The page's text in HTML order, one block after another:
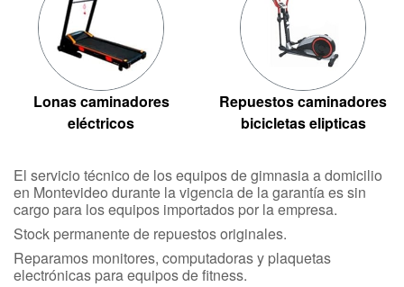
Lonas caminadores
eléctricos
Repuestos caminadores
bicicletas elipticas
El servicio técnico de los equipos de gimnasia a domicilio
en Montevideo durante la vigencia de la garantía es sin
cargo para los equipos importados por la empresa.
Stock permanente de repuestos originales.
Reparamos monitores, computadoras y plaquetas
electrónicas para equipos de fitness.